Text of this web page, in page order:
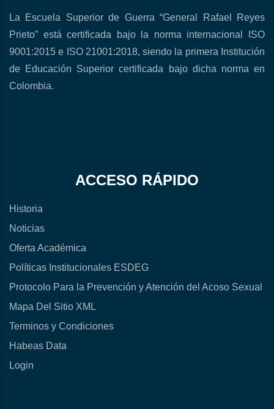
La Escuela Superior de Guerra “General Rafael Reyes
Prieto” está certificada bajo la norma internacional ISO
9001:2015 e ISO 21001:2018, siendo la primera Institución
de Educación Superior certificada bajo dicha norma en
Colombia.
ACCESO RÁPIDO
Historia
Noticias
Oferta Académica
Políticas Institucionales ESDEG
Protocolo Para la Prevención y Atención del Acoso Sexual
Mapa Del Sitio XML
Terminos y Condiciones
Habeas Data
Login